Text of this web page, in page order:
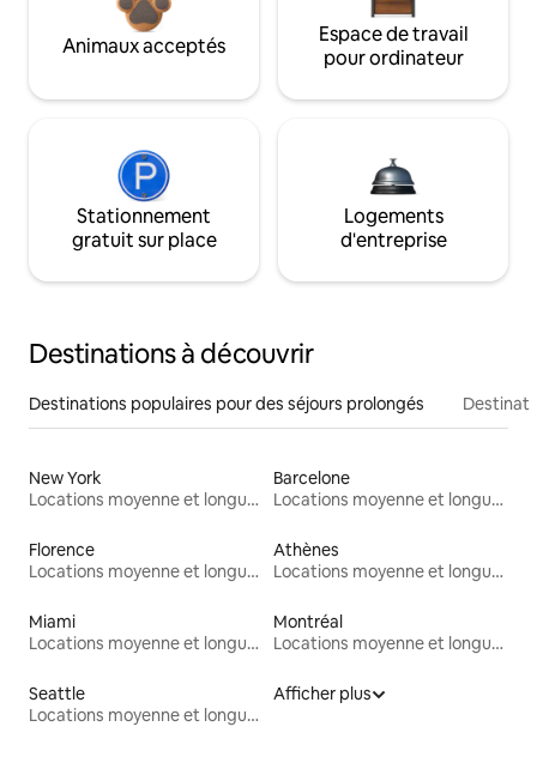
Animaux acceptés
Espace de travail
pour ordinateur
Stationnement
gratuit sur place
Logements
d'entreprise
Destinations à découvrir
Destinations populaires pour des séjours prolongés
New York
Locations moyenne et longue durée
Barcelone
Locations moyenne et longue durée
Florence
Locations moyenne et longue durée
Athènes
Locations moyenne et longue durée
Miami
Locations moyenne et longue durée
Montréal
Locations moyenne et longue durée
Seattle
Locations moyenne et longue durée
Afficher plus